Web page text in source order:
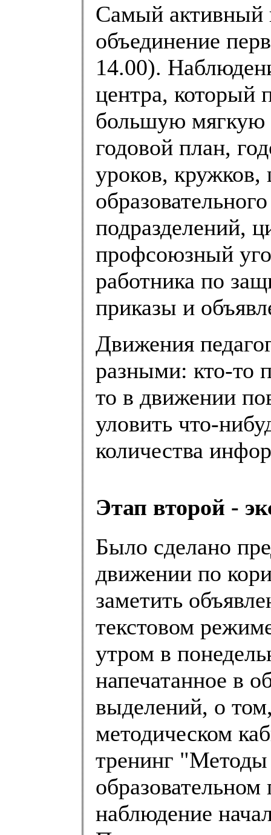
Самый активный
объединение
14.00).
центра, который
большую мягкую
годовой план,
уроков, кружков,
подразделений,
профсоюзный
работника по
приказы и
Движения
разными: кто-то
то в движении
уловить что-
количества
Этап второй -
Было сделано
движении по
заметить
текстовом
утром в
напечатанное в
выделений, о
методическом
тренинг
наблюдение